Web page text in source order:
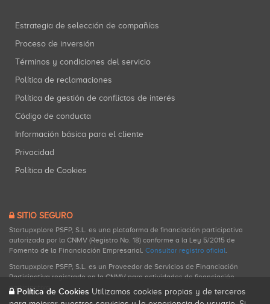
Estrategia de selección de compañías
Proceso de inversión
Términos y condiciones del servicio
Política de reclamaciones
Política de gestión de conflictos de interés
Código de conducta
Información básica para el cliente
Privacidad
Política de Cookies
SITIO SEGURO
Startupxplore PSFP, S.L. es una plataforma de financiación participativa
autorizada por la CNMV (Registro No. 18) conforme a la Ley 5/2015 de
Fomento de la Financiación Empresarial. Consultar registro oficial.
Startupxplore PSFP, S.L. es un Proveedor de Servicios de Financiación
Participativa registrado en la CNMV para actividades de financiación
participativa.
Política de Cookies Utilizamos cookies propias y de terceros